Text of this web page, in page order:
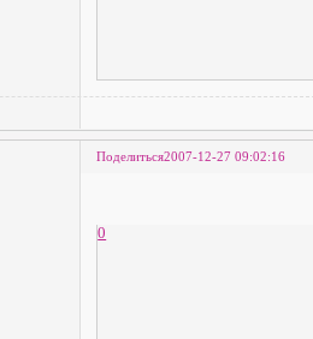
Поделиться2007-12-27 09:02:16
0